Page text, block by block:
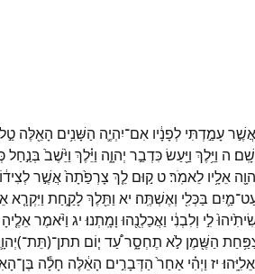
אֲשֶׁ֣רעָמַ֣דְתִּי לְפָנָ֔יו אִם־יִהְיֶ֛ה הַשָּׁנִ֥ים הָאֵ֖לֶּה טַ֣ל
שָֽׁם׃ ה וַיֵּ֥לֶךְ וַיַּ֖עַשׂכִּדְבַ֣ר יְהוָ֑ה וַיֵּ֗לֶךְ וַיֵּ֙שֶׁב֙ בְּנַ֣חַל
אֵלָ֥יו לֵאמֹֽר׃ט ק֣וּם לֵ֤ךְ צָרְפַ֙תָה֙אֲשֶׁ֣ר
מַ֛יִם בַּכְּלִ֖י וְאֶשְׁתֶּֽה׃ יא וַתֵּ֖לֶךְלָקַ֑חַת וַיִּקְרָ֤א
לִ֣י וְלִבְנִ֔י וַאֲכַלְנֻ֖הוּ וָמָֽתְנוּ׃ יג וַיֹּ֨אמֶראֵלֶ֤יהָ
הַשֶּׁ֖מֶן לֹ֣א תֶחְסָ֑רעַ֠ד י֧וֹם תתן־(תֵּת־)
אֵלִיָּֽהוּ׃ יז וַיְהִ֗י אַחַר֙ הַדְּבָרִ֣ים הָאֵ֔לֶּה חָלָ֕ה בֶּן־